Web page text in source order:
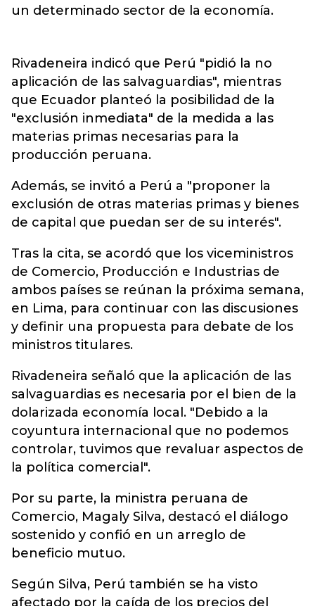
un determinado sector de la economía.
Rivadeneira indicó que Perú "pidió la no
aplicación de las salvaguardias", mientras
que Ecuador planteó la posibilidad de la
"exclusión inmediata" de la medida a las
materias primas necesarias para la
producción peruana.
Además, se invitó a Perú a "proponer la
exclusión de otras materias primas y bienes
de capital que puedan ser de su interés".
Tras la cita, se acordó que los viceministros
de Comercio, Producción e Industrias de
ambos países se reúnan la próxima semana,
en Lima, para continuar con las discusiones
y definir una propuesta para debate de los
ministros titulares.
Rivadeneira señaló que la aplicación de las
salvaguardias es necesaria por el bien de la
dolarizada economía local. "Debido a la
coyuntura internacional que no podemos
controlar, tuvimos que revaluar aspectos de
la política comercial".
Por su parte, la ministra peruana de
Comercio, Magaly Silva, destacó el diálogo
sostenido y confió en un arreglo de
beneficio mutuo.
Según Silva, Perú también se ha visto
afectado por la caída de los precios del